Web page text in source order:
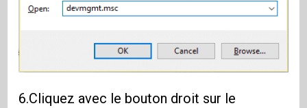
6.Cliquez avec le bouton droit sur le